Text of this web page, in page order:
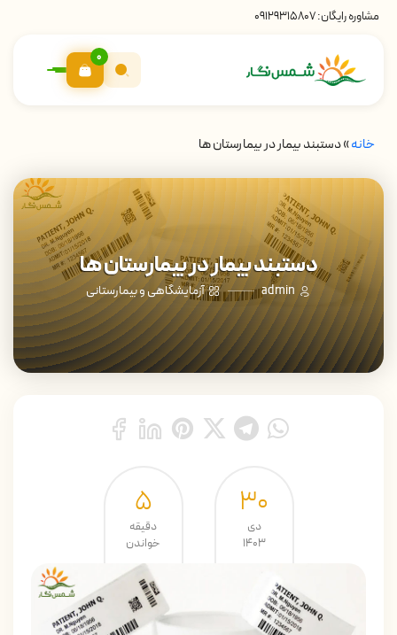
مشاوره رایگان:09129315807
0
خانه»دستبند بیمار در بیمارستان ها
دستبند بیمار در بیمارستان ها
admin آزمایشگاهی و بیمارستانی
۳۰
دی
۱۴۰۳
5
دقیقه
خواندن